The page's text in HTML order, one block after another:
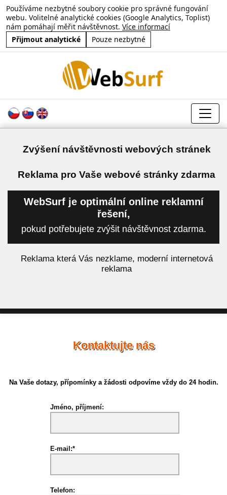
Používáme nezbytné soubory cookie pro správné fungování
webu. Volitelné analytické cookies (Google Analytics, Toplist)
nám pomáhají měřit návštěvnost. Více informací
Přijmout analytické
Pouze nezbytné
Zvýšení návštěvnosti webových stránek
Reklama pro Vaše webové stránky zdarma
WebSurf je optimální online reklamní
řešení,
pokud potřebujete zvýšit návštěvnost zdarma.
Reklama která Vás nezklame, moderní internetová
reklama
Kontaktujte nás
Na Vaše dotazy, přípomínky a žádosti odpovíme vždy do 24 hodin.
Jméno, příjmení:
E-mail:*
Telefon: